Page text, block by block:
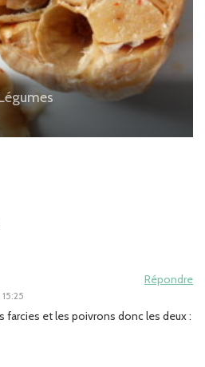
Répondre
farcies et les poivrons donc les deux :